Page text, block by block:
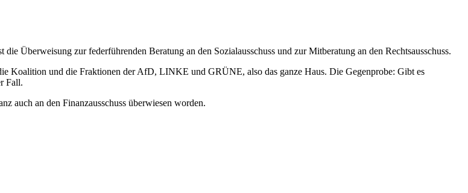
Überweisung zur federführenden Beratung an den Sozialausschuss und zur Mitberatung an den Rechtsausschuss.
Koalition und die Fraktionen der AfD, LINKE und GRÜNE, also das ganze Haus. Die Gegenprobe: Gibt es
Fall.
auch an den Finanzausschuss überwiesen worden.